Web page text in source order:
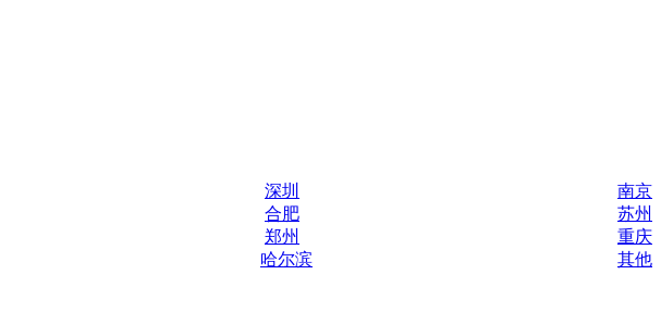
深圳
南京
合肥
苏州
郑州
重庆
哈尔滨
其他